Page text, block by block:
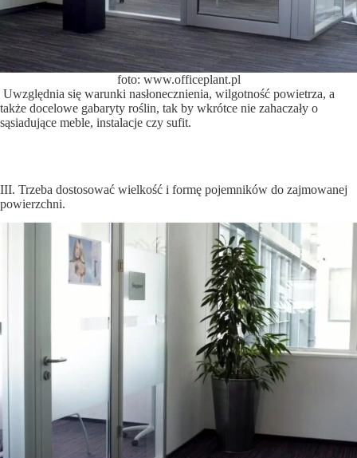
foto: www.officeplant.pl
Uwzględnia się warunki nasłonecznienia, wilgotność powietrza, a
także docelowe gabaryty roślin, tak by wkrótce nie zahaczały o
sąsiadujące meble, instalacje czy sufit.
III. Trzeba dostosować wielkość i formę pojemników do zajmowanej
powierzchni.